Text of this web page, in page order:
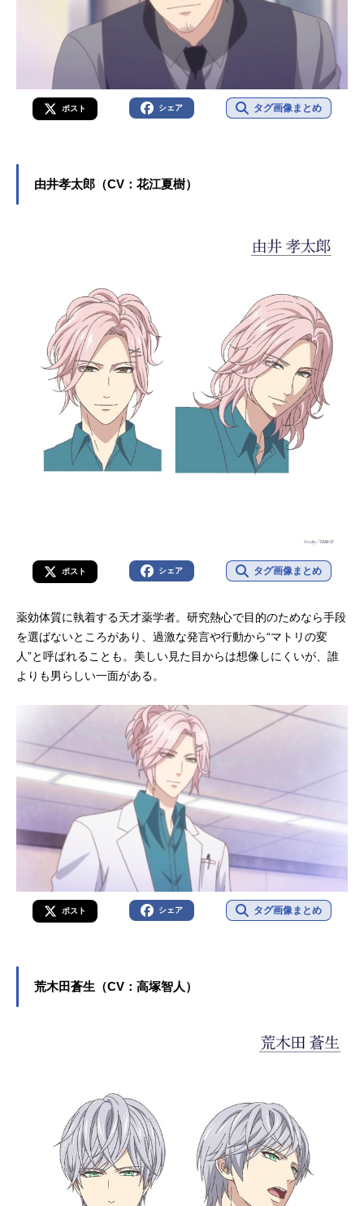
ポスト シェア タグ画像まとめ
由井孝太郎（CV：花江夏樹）
ポスト シェア タグ画像まとめ
薬効体質に執着する天才薬学者。研究熱心で目的のためなら手段
を選ばないところがあり、過激な発言や行動から“マトリの変
人”と呼ばれることも。美しい見た目からは想像しにくいが、誰
よりも男らしい一面がある。
ポスト シェア タグ画像まとめ
荒木田蒼生（CV：高塚智人）